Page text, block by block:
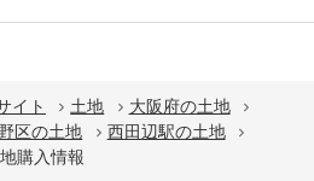
イト 土地
大阪府の土地
区の土地
西田辺駅の土地
購入情報